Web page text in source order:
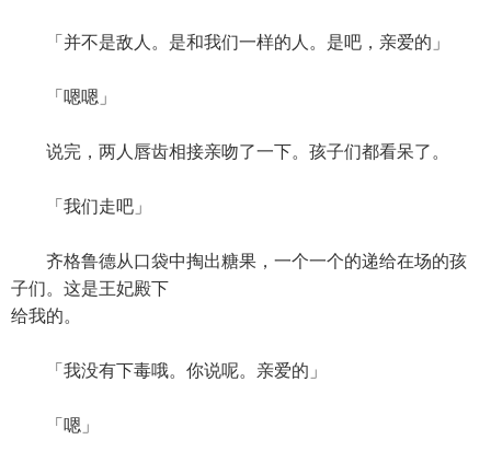
「并不是敌人。是和我们一样的人。是吧，亲爱的」
「嗯嗯」
说完，两人唇齿相接亲吻了一下。孩子们都看呆了。
「我们走吧」
齐格鲁德从口袋中掏出糖果，一个一个的递给在场的孩
子们。这是王妃殿下
给我的。
「我没有下毒哦。你说呢。亲爱的」
「嗯」